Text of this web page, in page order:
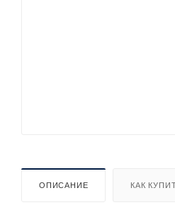
ОПИСАНИЕ КАК